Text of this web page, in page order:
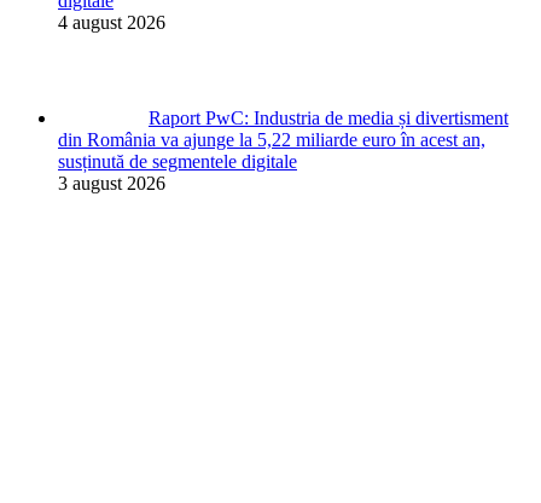
4 august 2026
Raport PwC: Industria de media și divertisment
din România va ajunge la 5,22 miliarde euro în acest an,
susținută de segmentele digitale
3 august 2026